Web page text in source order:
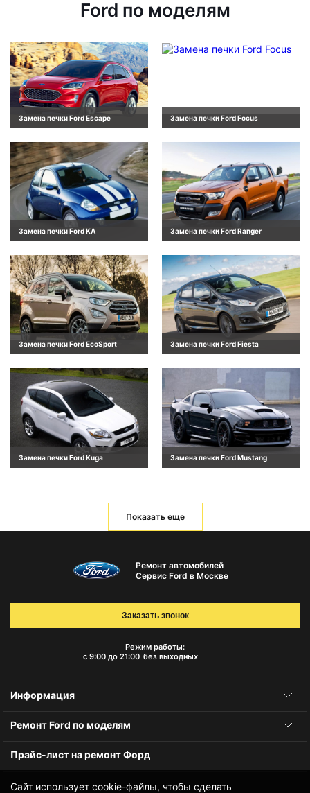
Ford по моделям
Замена печки Ford Escape Замена печки Ford Focus
Замена печки Ford KA Замена печки Ford Ranger
Замена печки Ford EcoSport Замена печки Ford Fiesta
Замена печки Ford Kuga Замена печки Ford Mustang
Показать еще
Сайт использует cookie-файлы, чтобы сделать
Ремонт автомобилей
Сервис Ford в Москве
Режим работы:
с 9:00 до 21:00 без выходных
Заказать звонок
Информация
Ремонт Ford по моделям
Прайс-лист на ремонт Форд